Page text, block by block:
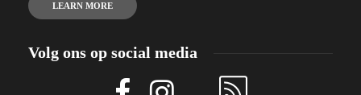
LEARN MORE
Volg ons op social media